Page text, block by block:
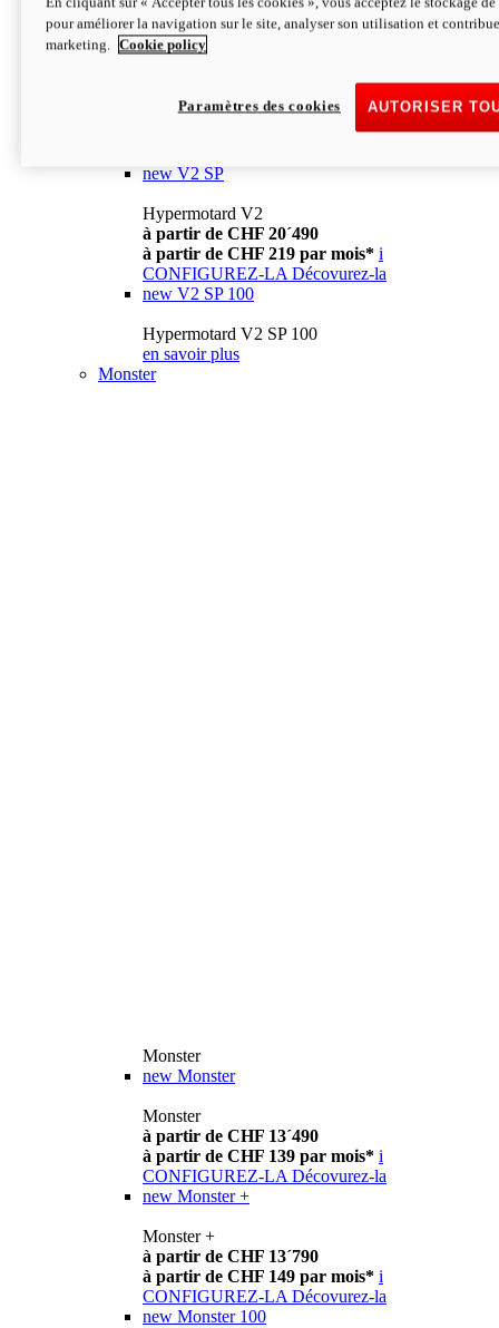
à partir de CHF 13´990 i
CONFIGUREZ-LA Décovurez-la
newV2
à partir de CHF 15´990
à partir de CHF 169 par mois* i
new V2 SP
Hypermotard V2
à partir de CHF 20´490
à partir de CHF 219 par mois* i
CONFIGUREZ-LA Décovurez-la
new V2 SP 100
Hypermotard V2 SP 100
en savoir plus
Monster
Monster
new Monster
Monster
à partir de CHF 13´490
à partir de CHF 139 par mois* i
CONFIGUREZ-LA Décovurez-la
new Monster +
Monster +
à partir de CHF 13´790
à partir de CHF 149 par mois* i
CONFIGUREZ-LA Décovurez-la
new Monster 100
pour améliorer la navigation sur le site, analyser son utilisation et
marketing.
Cookie policy
AUTORISER
Paramètres des cookies